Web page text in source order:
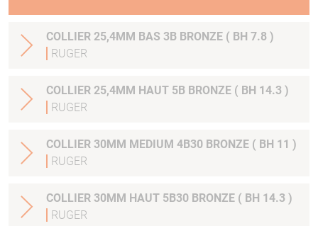
COLLIER 25,4MM BAS 3B BRONZE ( BH 7.8 )
RUGER
COLLIER 25,4MM HAUT 5B BRONZE ( BH 14.3 )
RUGER
COLLIER 30MM MEDIUM 4B30 BRONZE ( BH 11 )
RUGER
COLLIER 30MM HAUT 5B30 BRONZE ( BH 14.3 )
RUGER